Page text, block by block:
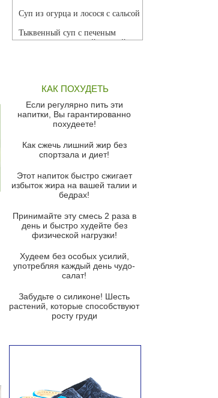
Суп из огурца и лосося с сальсой
Тыквенный суп с печеным
чесноком и томатной сальсой
красного перца
Парижский луковый суп
Суп из спаржи и горошка с
Суп-крем из цветной капусты
Французский луковый суп
Суп из баклажанов с моцареллой
Грибной крем-суп с кростини с
козьим сыром
Суп мисо с зеленым луком и
тофу
из рукколы
Португальский чесночный суп с
Ирландский картофельный суп
КАК ПОХУДЕТЬ
Если регулярно пить эти
напитки, Вы гарантированно
похудеете!
Как сжечь лишний жир без
спортзала и диет!
Этот напиток быстро сжигает
избыток жира на вашей талии и
бедрах!
Принимайте эту смесь 2 раза в
день и быстро худейте без
физической нагрузки!
Худеем без особых усилий,
употребляя каждый день чудо-
салат!
Забудьте о силиконе! Шесть
растений, которые способствуют
росту груди